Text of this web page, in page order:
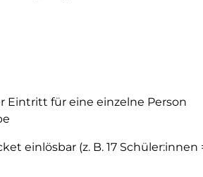
Eintritt für eine einzelne Person
einlösbar (z. B. 17 Schüler:innen